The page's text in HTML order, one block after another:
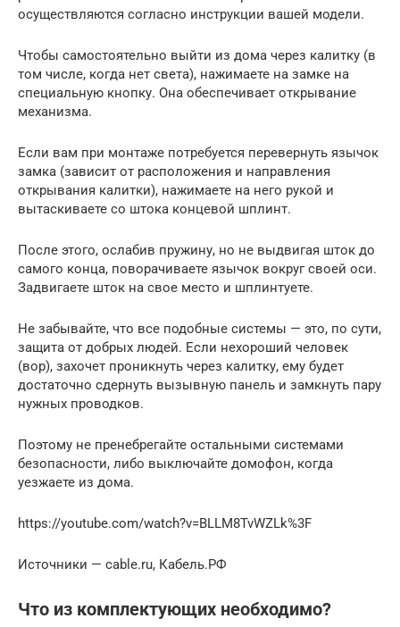
осуществляются согласно инструкции вашей модели.
Чтобы самостоятельно выйти из дома через калитку (в
том числе, когда нет света), нажимаете на замке на
специальную кнопку. Она обеспечивает открывание
механизма.
Если вам при монтаже потребуется перевернуть язычок
замка (зависит от расположения и направления
открывания калитки), нажимаете на него рукой и
вытаскиваете со штока концевой шплинт.
После этого, ослабив пружину, но не выдвигая шток до
самого конца, поворачиваете язычок вокруг своей оси.
Задвигаете шток на свое место и шплинтуете.
Не забывайте, что все подобные системы — это, по сути,
защита от добрых людей. Если нехороший человек
(вор), захочет проникнуть через калитку, ему будет
достаточно сдернуть вызывную панель и замкнуть пару
нужных проводков.
Поэтому не пренебрегайте остальными системами
безопасности, либо выключайте домофон, когда
уезжаете из дома.
https://youtube.com/watch?v=BLLM8TvWZLk%3F
Источники — cable.ru, Кабель.РФ
Что из комплектующих необходимо?